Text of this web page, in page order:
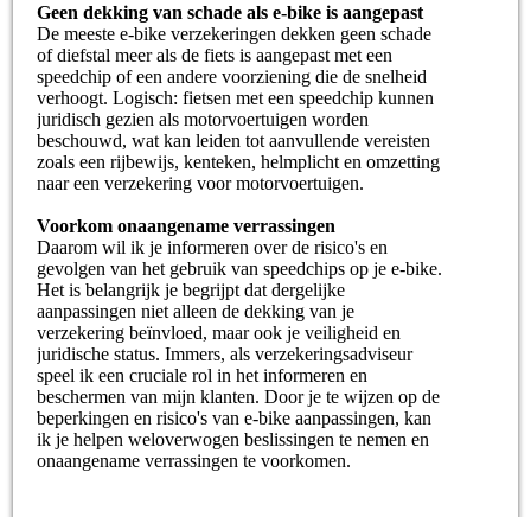
Geen dekking van schade als e-bike is aangepast
De meeste e-bike verzekeringen dekken geen schade
of diefstal meer als de fiets is aangepast met een
speedchip of een andere voorziening die de snelheid
verhoogt. Logisch: fietsen met een speedchip kunnen
juridisch gezien als motorvoertuigen worden
beschouwd, wat kan leiden tot aanvullende vereisten
zoals een rijbewijs, kenteken, helmplicht en omzetting
naar een verzekering voor motorvoertuigen.
Voorkom onaangename verrassingen
Daarom wil ik je informeren over de risico's en
gevolgen van het gebruik van speedchips op je e-bike.
Het is belangrijk je begrijpt dat dergelijke
aanpassingen niet alleen de dekking van je
verzekering beïnvloed, maar ook je veiligheid en
juridische status. Immers, als verzekeringsadviseur
speel ik een cruciale rol in het informeren en
beschermen van mijn klanten. Door je te wijzen op de
beperkingen en risico's van e-bike aanpassingen, kan
ik je helpen weloverwogen beslissingen te nemen en
onaangename verrassingen te voorkomen.